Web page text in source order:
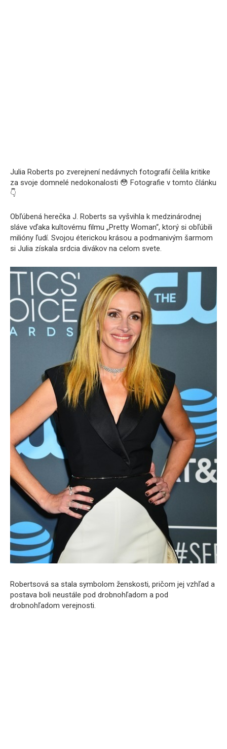
Julia Roberts po zverejnení nedávnych fotografií čelila kritike
za svoje domnelé nedokonalosti 😳 Fotografie v tomto článku
👇
Obľúbená herečka J. Roberts sa vyšvihla k medzinárodnej
sláve vďaka kultovému filmu „Pretty Woman“, ktorý si obľúbili
milióny ľudí. Svojou éterickou krásou a podmanivým šarmom
si Julia získala srdcia divákov na celom svete.
Robertsová sa stala symbolom ženskosti, pričom jej vzhľad a
postava boli neustále pod drobnohľadom a pod
drobnohľadom verejnosti.